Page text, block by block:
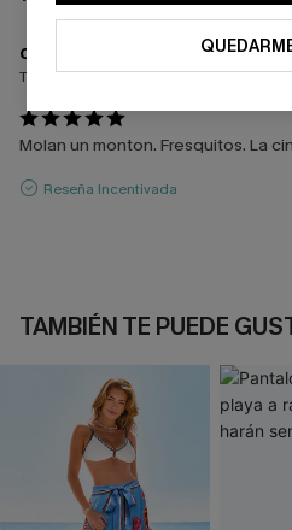
c****
Tamaño comprado:M
Molan un monton. Fresquitos. La
Reseña Incentivada
TAMBIÉN TE PUEDE